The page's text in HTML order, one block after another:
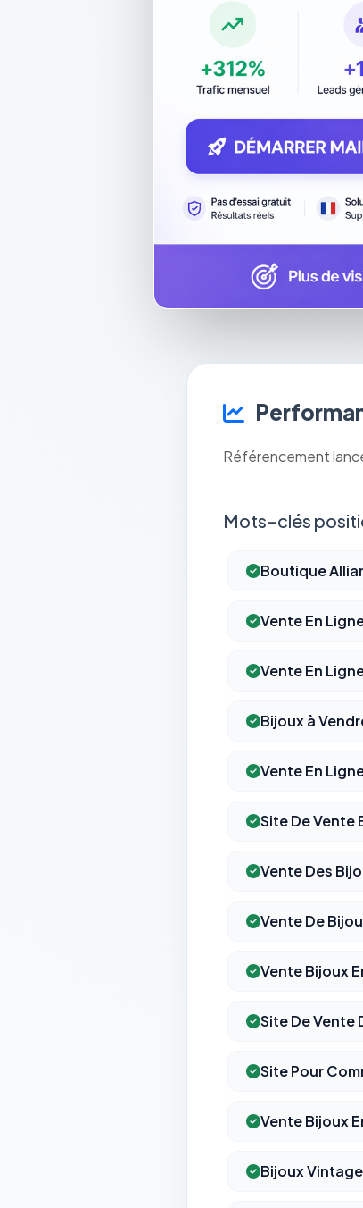
Référencement
Mots-clés
Boutique
Vente En
Vente En
Bijoux à
Vente En
Site De Vente
Vente Des
Vente De
Vente Bijoux
Site De Vente
Site Pour
Vente Bijoux
Bijoux